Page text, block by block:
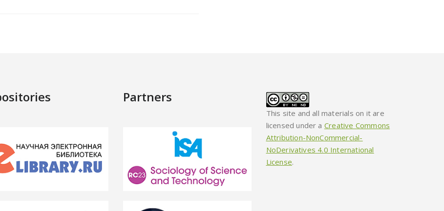
Partners
This site and all materials on it are
licensed under a Creative Commons
Attribution-NonCommercial-
NoDerivatives 4.0 International
License.